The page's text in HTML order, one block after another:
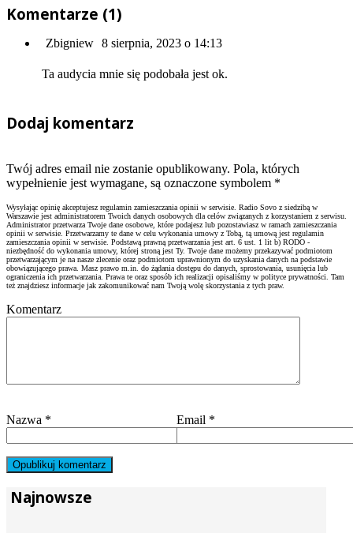
Komentarze (1)
Zbigniew 8 sierpnia, 2023 o 14:13
Ta audycia mnie się podobała jest ok.
Dodaj komentarz
Twój adres email nie zostanie opublikowany. Pola, których
wypełnienie jest wymagane, są oznaczone symbolem *
Wysyłając opinię akceptujesz regulamin zamieszczania opinii w serwisie. Radio Sovo z siedzibą w
Warszawie jest administratorem Twoich danych osobowych dla celów związanych z korzystaniem z serwisu.
Administrator przetwarza Twoje dane osobowe, które podajesz lub pozostawiasz w ramach zamieszczania
opinii w serwisie. Przetwarzamy te dane w celu wykonania umowy z Tobą, tą umową jest regulamin
zamieszczania opinii w serwisie. Podstawą prawną przetwarzania jest art. 6 ust. 1 lit b) RODO -
niezbędność do wykonania umowy, której stroną jest Ty. Twoje dane możemy przekazywać podmiotom
przetwarzającym je na nasze zlecenie oraz podmiotom uprawnionym do uzyskania danych na podstawie
obowiązującego prawa. Masz prawo m.in. do żądania dostępu do danych, sprostowania, usunięcia lub
ograniczenia ich przetwarzania. Prawa te oraz sposób ich realizacji opisaliśmy w polityce prywatności. Tam
też znajdziesz informacje jak zakomunikować nam Twoją wolę skorzystania z tych praw.
Komentarz
Nazwa * Email *
Najnowsze